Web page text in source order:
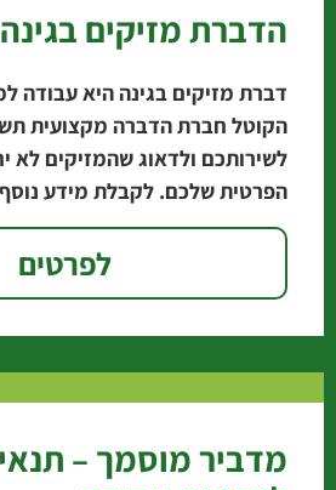
הדברת מזיקים בגינה
דברת מזיקים בגינה היא עבודה
הקוטל חברת הדברה מקצועית
לשירותכם ולדאוג שהמזיקים לא
הפרטית שלכם. לקבלת מידע נוסף
עכשיו: 1-800-650-750
לפרטים
מדביר מוסמך –